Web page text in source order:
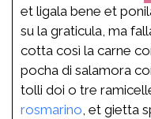
et ligala bene et
su la graticula, ma
cotta così la carne
pocha di salamora
tolli doi o tre
rosmarino , et gietta